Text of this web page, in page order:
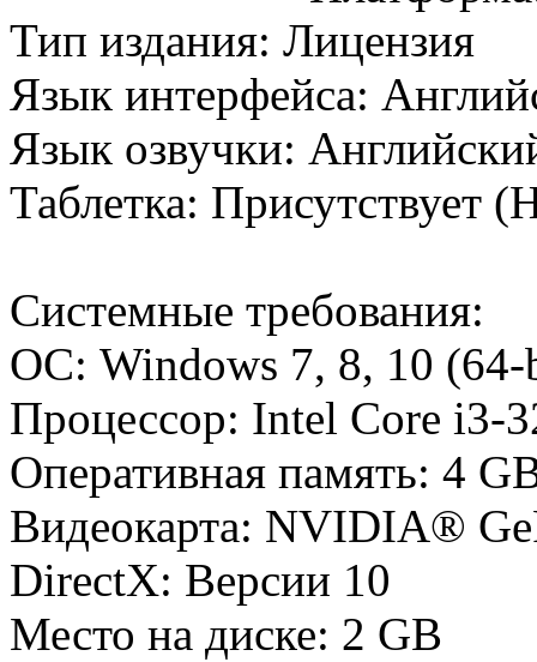
Тип издания: Лицензия
Язык интерфейса:
Язык озвучки:
Таблетка: Присутствует
Системные требования:
ОС: Windows 7, 8, 10
Процессор: Intel Core i3-
Оперативная память: 4
Видеокарта: NVIDIA®
DirectX: Версии 10
Место на диске: 2 GB